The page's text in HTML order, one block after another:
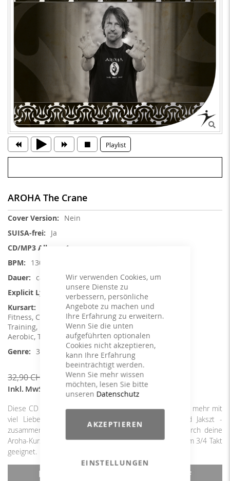
Wir verwenden Cookies, um
unsere Dienste zu
verbessern, persönliche
Angebote zu machen und
Ihre Erfahrung zu erweitern.
Wenn Sie die unten
aufgeführten optionalen
Cookies nicht akzeptieren,
kann Ihre Erfahrung
beeinträchtigt werden.
Wenn Sie mehr wissen
möchten, lesen Sie bitte
unseren Datenschutz
AKZEPTIEREN
EINSTELLUNGEN
Playlist
AROHA The Crane
Weitere
Nein
Ja
1
130
ca. 64 min.
Nein
Aerobic / Cardiotraining, Aqua
Fitness, Core Training, Dance, Functional
Training, Reha, Rückengymnastik, Step
Aerobic, Toning / Fatburner / BBP
3/4 Count, Instrumental
32,90 CHF 29,90 CHF
Inkl. MwSt. exkl.Versandkosten
Diese CD ist ein wahres Meisterwerk. Sie wurde einmal mehr mit
viel Liebe mit dem Erfinder von AROHA - Bernhard Jakszt -
zusammengestellt und trägt dich mit ihrer Energie durch deine
Aroha-Kurse, ist aber auch für alle anderen Kursprofile im 3/4 Takt
geeignet.